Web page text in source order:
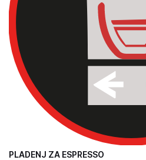
PLADENJ ZA ESPRESSO